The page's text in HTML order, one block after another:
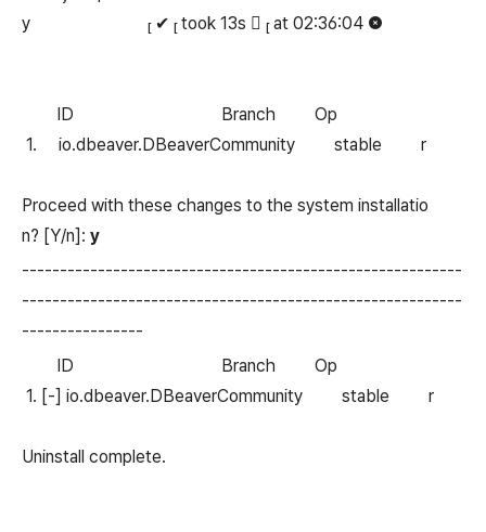
y  ✔  took 13s   at 02:36:04 
ID Branch Op
1. io.dbeaver.DBeaverCommunity stable r
Proceed with these changes to the system installatio
n? [Y/n]: y
----------------------------------------------------------
----------------------------------------------------------
----------------
ID Branch Op
1. [-] io.dbeaver.DBeaverCommunity stable r
Uninstall complete.